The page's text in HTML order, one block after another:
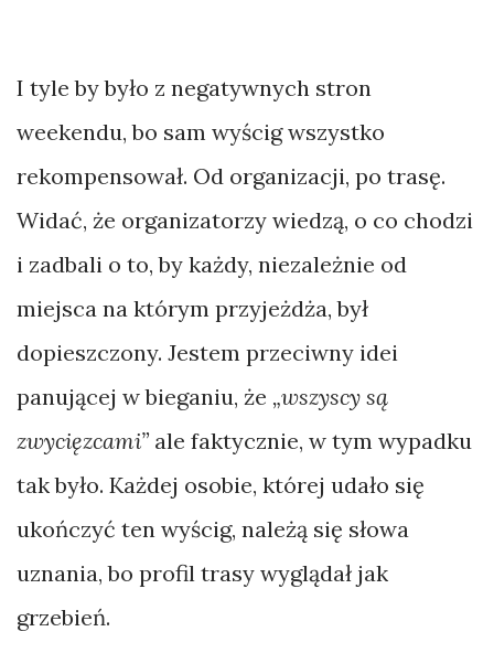
I tyle by było z negatywnych stron
weekendu, bo sam wyścig wszystko
rekompensował. Od organizacji, po trasę.
Widać, że organizatorzy wiedzą, o co chodzi
i zadbali o to, by każdy, niezależnie od
miejsca na którym przyjeżdża, był
dopieszczony. Jestem przeciwny idei
panującej w bieganiu, że „wszyscy są
zwycięzcami” ale faktycznie, w tym wypadku
tak było. Każdej osobie, której udało się
ukończyć ten wyścig, należą się słowa
uznania, bo profil trasy wyglądał jak
grzebień.